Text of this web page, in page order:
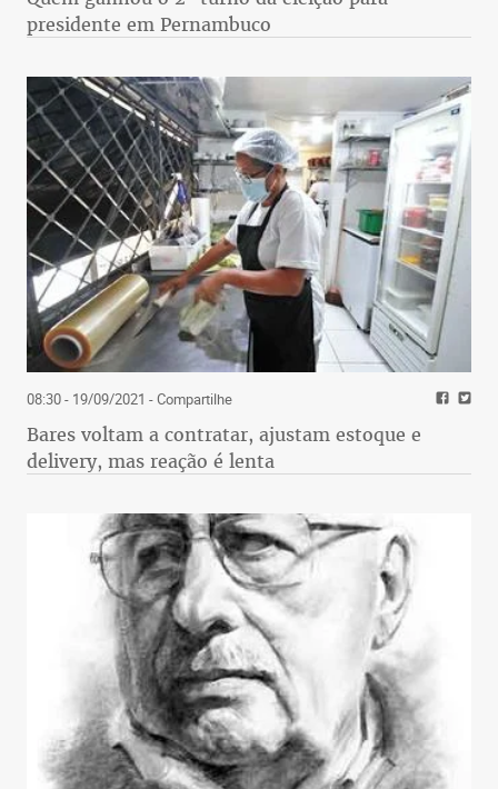
presidente em Pernambuco
08:30 - 19/09/2021 - Compartilhe
Bares voltam a contratar, ajustam estoque e
delivery, mas reação é lenta